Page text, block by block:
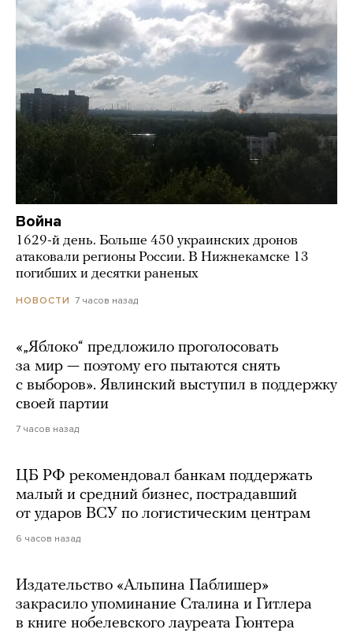
Война
1629-й день. Больше 450 украинских дронов
атаковали регионы России. В Нижнекамске 13
погибших и десятки раненых
НОВОСТИ 7 часов назад
«„Яблоко“ предложило проголосовать
за мир — поэтому его пытаются снять
с выборов». Явлинский выступил в поддержку
своей партии
7 часов назад
ЦБ РФ рекомендовал банкам поддержать
малый и средний бизнес, пострадавший
от ударов ВСУ по логистическим центрам
6 часов назад
Издательство «Альпина Паблишер»
закрасило упоминание Сталина и Гитлера
в книге нобелевского лауреата Гюнтера